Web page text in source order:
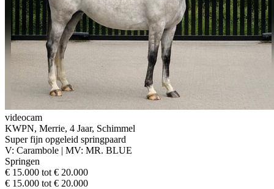
videocam
KWPN, Merrie, 4 Jaar, Schimmel
Super fijn opgeleid springpaard
V: Carambole | MV: MR. BLUE
Springen
€ 15.000 tot € 20.000
€ 15.000 tot € 20.000